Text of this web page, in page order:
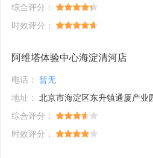
综合评分：
时效评分：
阿维塔体验中心海淀清河店
电话： 暂无
地址： 北京市海淀区东升镇通厦产业
综合评分：
时效评分：